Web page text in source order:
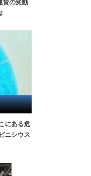
賃の変動
にある危
ニシウス